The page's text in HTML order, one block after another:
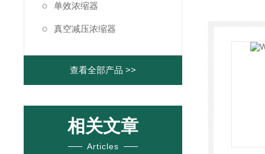
单效浓缩器
真空减压浓缩器
查看全部产品 >>
相关文章
Articles